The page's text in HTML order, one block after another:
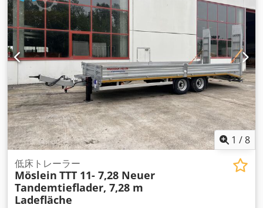
1 /8
低床トレーラー
Möslein TTT 11- 7,28 Neuer
Tandemtieflader, 7,28 m
Ladefläche